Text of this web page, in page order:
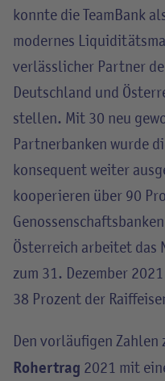
konnte die TeamBank
modernes
verlässlicher Partner
Deutschland und
stellen. Mit 30 neu
Partnerbanken wurde
konsequent weiter
kooperieren über 90
Österreich arbeitet
zum 31. Dezember
38 Prozent der
Den vorläufigen
Rohertrag 2021 mit